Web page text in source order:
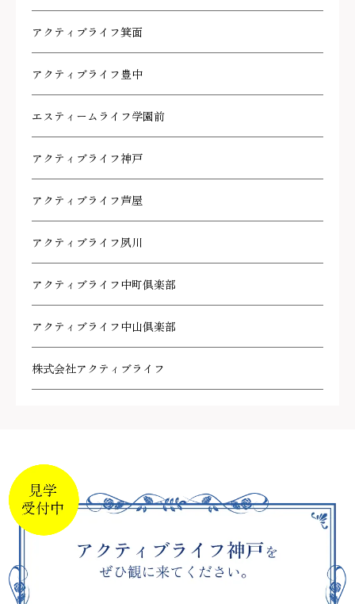
アクティブライフ箕面
アクティブライフ豊中
エスティームライフ学園前
アクティブライフ神戸
アクティブライフ芦屋
アクティブライフ夙川
アクティブライフ中町倶楽部
アクティブライフ中山倶楽部
株式会社アクティブライフ